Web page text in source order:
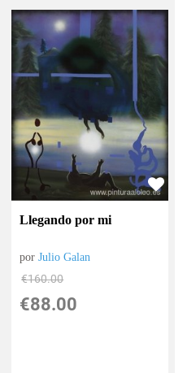
Llegando por mi
porJulio Galan
€160.00
€88.00